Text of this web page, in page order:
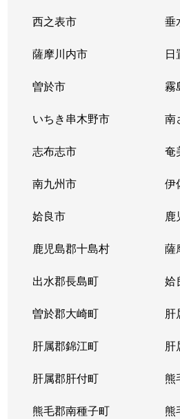
西之表市 垂
薩摩川内市 日
曽於市 霧
いちき串木野市 南
志布志市 奄
南九州市 伊
姶良市 鹿
鹿児島郡十島村 薩
出水郡長島町 姶
曽於郡大崎町 肝
肝属郡錦江町 肝
肝属郡肝付町 熊
熊毛郡南種子町 熊